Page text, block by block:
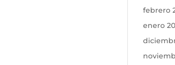
febrero
enero